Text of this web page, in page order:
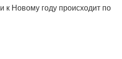
Новому году происходит по